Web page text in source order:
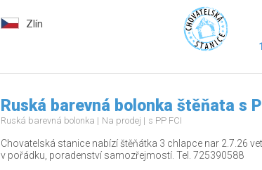
Zlín
Ruská barevná bolonka štěňata s
Ruská barevná bolonka Na prodej s PP FCI
Chovatelská stanice nabízí štěňátka 3 chlapce nar 2.7.26
v pořádku, poradenství samozřejmostí. Tel. 725390588